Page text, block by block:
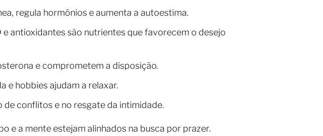
regula hormônios e aumenta a autoestima.
e antioxidantes são nutrientes que favorecem o desejo
e comprometem a disposição.
e hobbies ajudam a relaxar.
de conflitos e no resgate da intimidade.
e a mente estejam alinhados na busca por prazer.